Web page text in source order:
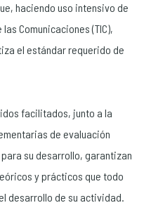
haciendo uso intensivo de
Comunicaciones (TIC),
el estándar requerido de
facilitados, junto a la
de evaluación
su desarrollo, garantizan
y prácticos que todo
desarrollo de su actividad.